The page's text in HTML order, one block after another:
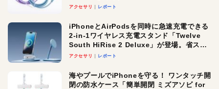
アクセサリ レポート
iPhoneとAirPodsを同時に急速充電できる
2-in-1ワイヤレス充電スタンド「Twelve
South HiRise 2 Deluxe」が登場。省スペ
ースでおしゃれに充電したい人にオスス
アクセサリ レポート
海やプールでiPhoneを守る！ ワンタッチ開
閉の防水ケース「簡単開閉 ミズアソビ for